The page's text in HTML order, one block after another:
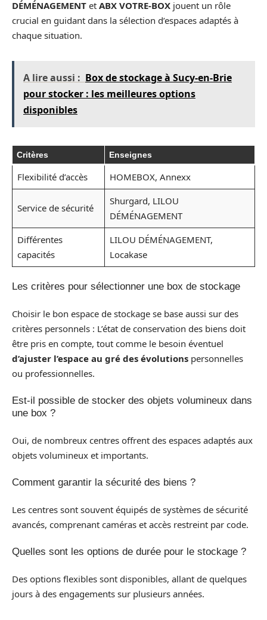
DÉMÉNAGEMENT et ABX VOTRE-BOX jouent un rôle
crucial en guidant dans la sélection d’espaces adaptés à
chaque situation.
A lire aussi : Box de stockage à Sucy-en-Brie
pour stocker : les meilleures options
disponibles
Critères Enseignes
Flexibilité d’accès HOMEBOX, Annexx
Service de sécurité
Shurgard, LILOU
DÉMÉNAGEMENT
Différentes
capacités
LILOU DÉMÉNAGEMENT,
Locakase
Les critères pour sélectionner une box de stockage
Choisir le bon espace de stockage se base aussi sur des
critères personnels : L’état de conservation des biens doit
être pris en compte, tout comme le besoin éventuel
d’ajuster l’espace au gré des évolutions personnelles
ou professionnelles.
Est-il possible de stocker des objets volumineux dans
une box ?
Oui, de nombreux centres offrent des espaces adaptés aux
objets volumineux et importants.
Comment garantir la sécurité des biens ?
Les centres sont souvent équipés de systèmes de sécurité
avancés, comprenant caméras et accès restreint par code.
Quelles sont les options de durée pour le stockage ?
Des options flexibles sont disponibles, allant de quelques
jours à des engagements sur plusieurs années.